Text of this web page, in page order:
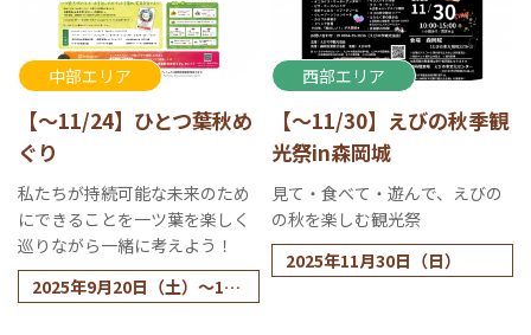
中部エリア
【～11/24】ひとつ葉秋め
ぐり
私たちが持続可能な未来のため
にできることを一ツ葉を楽しく
巡りながら一緒に考えよう！
2025年9月20日（土）～11
西部エリア
【～11/30】えびの秋季観
光祭in森岡城
見て・食べて・遊んで、えびの
の秋を楽しむ観光祭
2025年11月30日（日）